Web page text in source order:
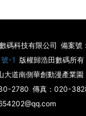
碼科技有限公司 備案號
號-1 版權歸浩田數碼所有
大道南側華創動漫產業
2780 傳真：020-